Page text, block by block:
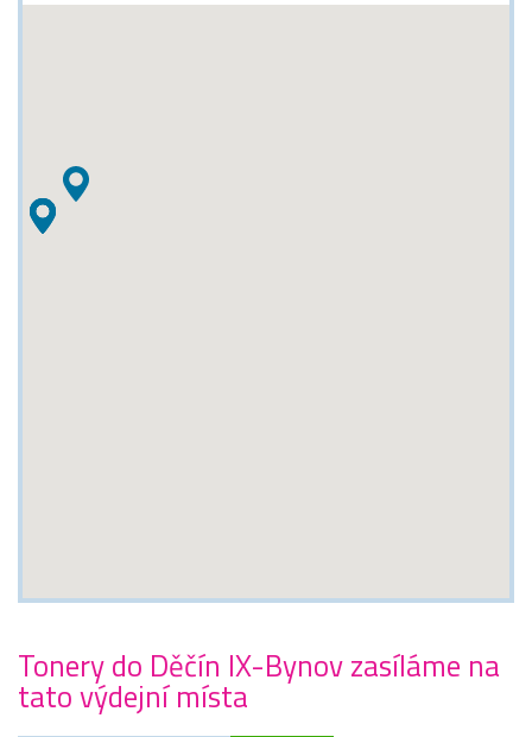
Tonery do Děčín IX-Bynov zasíláme na
tato výdejní místa